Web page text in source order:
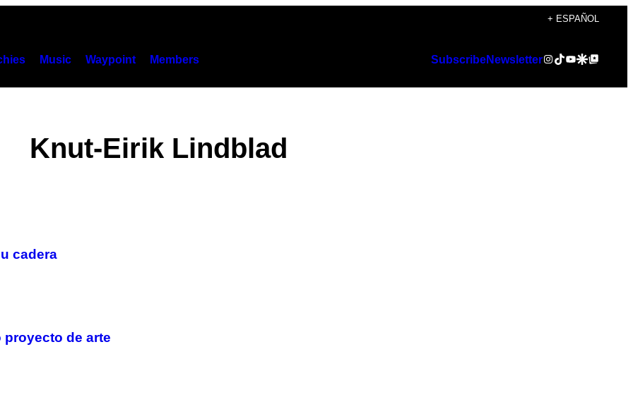
+ ESPAÑOL
Music Waypoint Members SubscribeNewsletterInstagram
TikTok
YouTube
Google Discover
Google Top Posts
Knut-Eirik Lindblad
cadera
de arte